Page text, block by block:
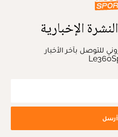
الإخبارية
للتوصل بآخر الأخبار
أرسل